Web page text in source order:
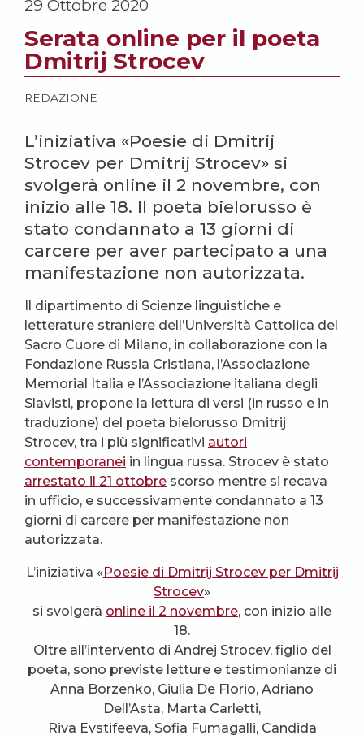
29 Ottobre 2020
Serata online per il poeta
Dmitrij Strocev
REDAZIONE
L’iniziativa «Poesie di Dmitrij
Strocev per Dmitrij Strocev» si
svolgerà online il 2 novembre, con
inizio alle 18. Il poeta bielorusso è
stato condannato a 13 giorni di
carcere per aver partecipato a una
manifestazione non autorizzata.
Il dipartimento di Scienze linguistiche e
letterature straniere dell’Università Cattolica del
Sacro Cuore di Milanо, in collaborazione con la
Fondazione Russia Cristiana, l’Associazione
Memorial Italia e l’Associazione italiana degli
Slavisti, propone la lettura di versi (in russo e in
traduzione) del poeta bielorusso Dmitrij
Strocev, tra i più significativi autori
contemporanei in lingua russa. Strocev è stato
arrestato il 21 ottobre scorso mentre si recava
in ufficio, e successivamente condannato a 13
giorni di carcere per manifestazione non
autorizzata.
L’iniziativa «Poesie di Dmitrij Strocev per Dmitrij
Strocev»
si svolgerà online il 2 novembre, con inizio alle
18.
Oltre all’intervento di Andrej Strocev, figlio del
poeta, sono previste letture e testimonianze di
Anna Borzenko, Giulia De Florio, Adriano
Dell’Asta, Marta Carletti,
Riva Evstifeeva, Sofia Fumagalli, Candida